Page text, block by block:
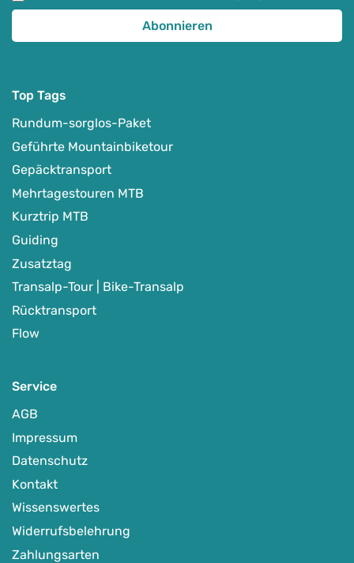
Top Tags
Rundum-sorglos-Paket
Geführte Mountainbiketour
Gepäcktransport
Mehrtagestouren MTB
Kurztrip MTB
Guiding
Zusatztag
Transalp-Tour | Bike-Transalp
Rücktransport
Flow
Service
AGB
Impressum
Datenschutz
Kontakt
Wissenswertes
Widerrufsbelehrung
Zahlungsarten